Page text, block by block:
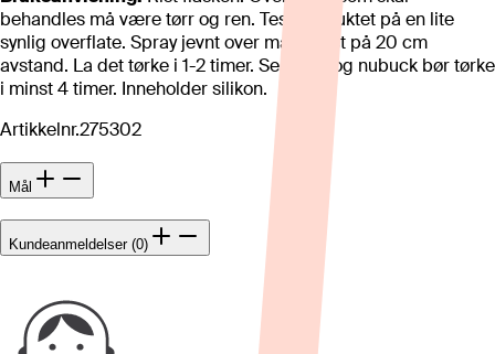
behandles må være tørr og ren. Test produktet på en lite
synlig overflate. Spray jevnt over materialet på 20 cm
avstand. La det tørke i 1-2 timer. Semsket og nubuck bør tørke
i minst 4 timer. Inneholder silikon.
Artikkelnr.275302
Mål
Kundeanmeldelser (0)